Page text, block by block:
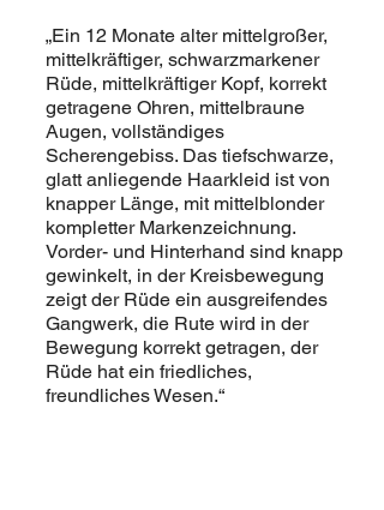
„Ein 12 Monate alter mittelgroßer,
mittelkräftiger, schwarzmarkener
Rüde, mittelkräftiger Kopf, korrekt
getragene Ohren, mittelbraune
Augen, vollständiges
Scherengebiss. Das tiefschwarze,
glatt anliegende Haarkleid ist von
knapper Länge, mit mittelblonder
kompletter Markenzeichnung.
Vorder- und Hinterhand sind knapp
gewinkelt, in der Kreisbewegung
zeigt der Rüde ein ausgreifendes
Gangwerk, die Rute wird in der
Bewegung korrekt getragen, der
Rüde hat ein friedliches,
freundliches Wesen.“